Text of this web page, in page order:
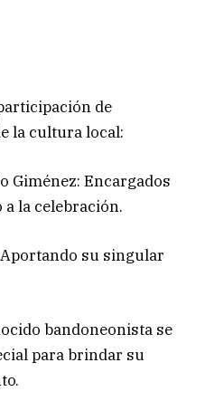
de
la cultura local:
Giménez: Encargados
la celebración.
su singular
bandoneonista se
para brindar su